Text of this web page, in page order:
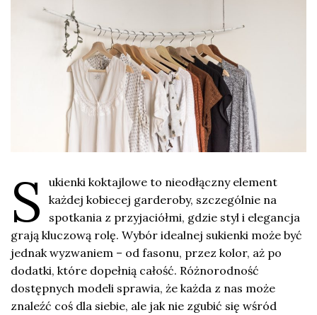
S
ukienki koktajlowe to nieodłączny element
każdej kobiecej garderoby, szczególnie na
spotkania z przyjaciółmi, gdzie styl i elegancja
grają kluczową rolę. Wybór idealnej sukienki może być
jednak wyzwaniem – od fasonu, przez kolor, aż po
dodatki, które dopełnią całość. Różnorodność
dostępnych modeli sprawia, że każda z nas może
znaleźć coś dla siebie, ale jak nie zgubić się wśród